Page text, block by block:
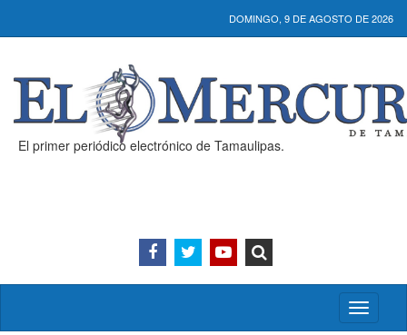
DOMINGO, 9 DE AGOSTO DE 2026
El primer periódico electrónico de Tamaulipas.
Activar/
menú